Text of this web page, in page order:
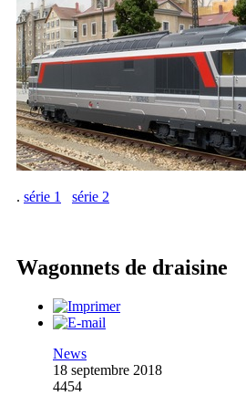
. série 1 série 2
Wagonnets de draisine
News
18 septembre 2018
4454